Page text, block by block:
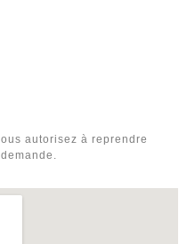
autorisez à reprendre